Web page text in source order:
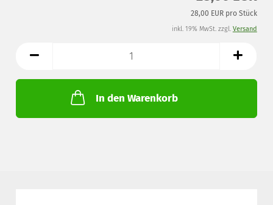
28,00 EUR pro Stück
inkl. 19% MwSt. zzgl. Versand
In den Warenkorb